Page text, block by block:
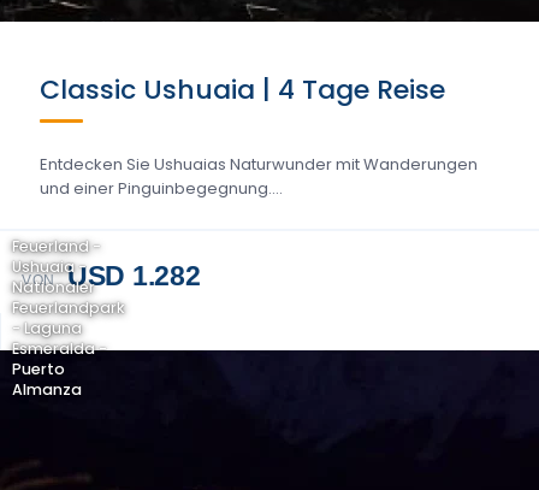
Classic Ushuaia | 4 Tage Reise
Entdecken Sie Ushuaias Naturwunder mit Wanderungen
und einer Pinguinbegegnung....
VON USD 1.282
Feuerland -
Ushuaia -
Nationaler
Feuerlandpark
- Laguna
Esmeralda -
Puerto
Almanza